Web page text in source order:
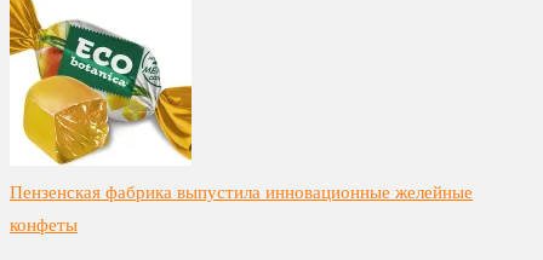
Пензенская фабрика выпустила инновационные желейные
конфеты